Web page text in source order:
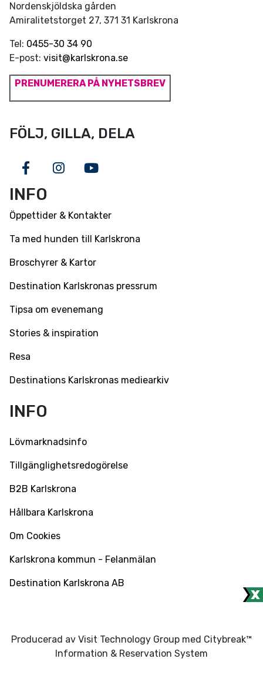
Nordenskjöldska gården
Amiralitetstorget 27, 371 31 Karlskrona
Tel: 0455-30 34 90
E-post: visit@karlskrona.se
PRENUMERERA PÅ NYHETSBREV
FÖLJ, GILLA, DELA
FacebookInstagram
Youtube
INFO
Öppettider & Kontakter
Ta med hunden till Karlskrona
Broschyrer & Kartor
Destination Karlskronas pressrum
Tipsa om evenemang
Stories & inspiration
Resa
Destinations Karlskronas mediearkiv
INFO
Lövmarknadsinfo
Tillgänglighetsredogörelse
B2B Karlskrona
Hållbara Karlskrona
Om Cookies
Karlskrona kommun - Felanmälan
Destination Karlskrona AB
Producerad av Visit Technology Group med Citybreak™
Information & Reservation System